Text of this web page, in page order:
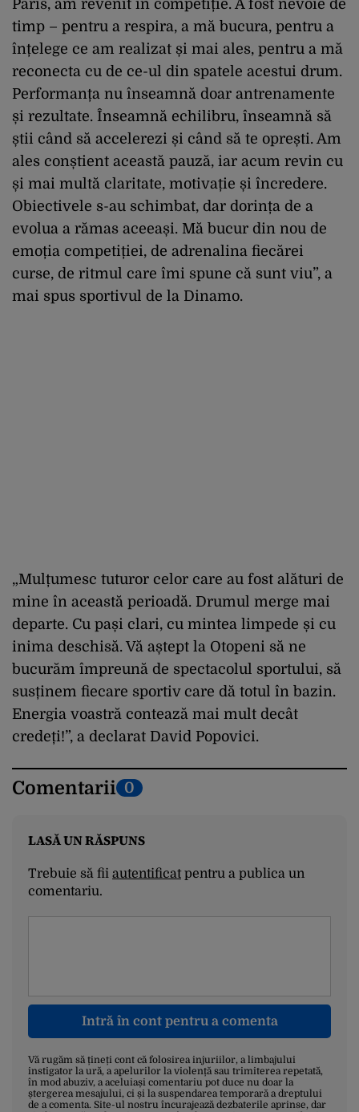
Paris, am revenit în competiție. A fost nevoie de
timp – pentru a respira, a mă bucura, pentru a
înțelege ce am realizat și mai ales, pentru a mă
reconecta cu de ce-ul din spatele acestui drum.
Performanța nu înseamnă doar antrenamente
și rezultate. Înseamnă echilibru, înseamnă să
știi când să accelerezi și când să te oprești. Am
ales conștient această pauză, iar acum revin cu
și mai multă claritate, motivație și încredere.
Obiectivele s-au schimbat, dar dorința de a
evolua a rămas aceeași. Mă bucur din nou de
emoția competiției, de adrenalina fiecărei
curse, de ritmul care îmi spune că sunt viu”, a
mai spus sportivul de la Dinamo.
„Mulțumesc tuturor celor care au fost alături de
mine în această perioadă. Drumul merge mai
departe. Cu pași clari, cu mintea limpede și cu
inima deschisă. Vă aștept la Otopeni să ne
bucurăm împreună de spectacolul sportului, să
susținem fiecare sportiv care dă totul în bazin.
Energia voastră contează mai mult decât
credeți!”, a declarat David Popovici.
Comentarii 0
LASĂ UN RĂSPUNS
Trebuie să fii autentificatpentru a publica un
comentariu.
Intră în cont pentru a comenta
Vă rugăm să țineți cont că folosirea injuriilor, a limbajului
instigator la ură, a apelurilor la violență sau trimiterea repetată,
în mod abuziv, a aceluiași comentariu pot duce nu doar la
ștergerea mesajului, ci și la suspendarea temporară a dreptului
de a comenta. Site-ul nostru încurajează dezbaterile aprinse, dar